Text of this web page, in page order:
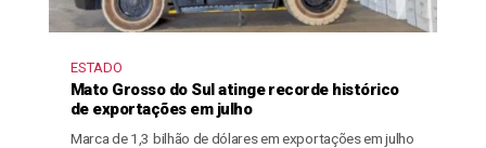
ESTADO
Mato Grosso do Sul atinge recorde histórico
de exportações em julho
Marca de 1,3 bilhão de dólares em exportações em julho